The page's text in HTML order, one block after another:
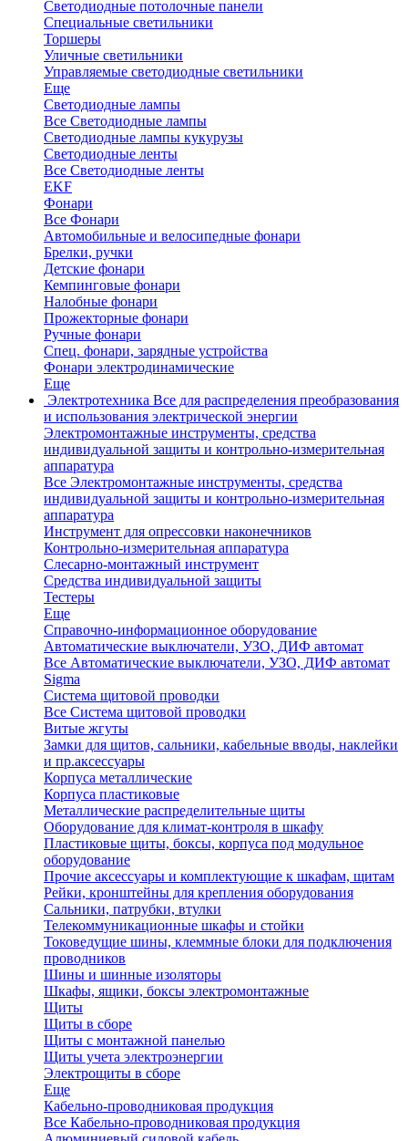
Светодиодные потолочные панели
Специальные светильники
Торшеры
Уличные светильники
Управляемые светодиодные светильники
Еще
Светодиодные лампы
Все Светодиодные лампы
Светодиодные лампы кукурузы
Светодиодные ленты
Все Светодиодные ленты
EKF
Фонари
Все Фонари
Автомобильные и велосипедные фонари
Брелки, ручки
Детские фонари
Кемпинговые фонари
Налобные фонари
Прожекторные фонари
Ручные фонари
Спец. фонари, зарядные устройства
Фонари электродинамические
Еще
Электротехника Все для распределения преобразования
и использования электрической энергии
Электромонтажные инструменты, средства
индивидуальной защиты и контрольно-измерительная
аппаратура
Все Электромонтажные инструменты, средства
индивидуальной защиты и контрольно-измерительная
аппаратура
Инструмент для опрессовки наконечников
Контрольно-измерительная аппаратура
Слесарно-монтажный инструмент
Средства индивидуальной защиты
Тестеры
Еще
Справочно-информационное оборудование
Автоматические выключатели, УЗО, ДИФ автомат
Все Автоматические выключатели, УЗО, ДИФ автомат
Sigma
Система щитовой проводки
Все Система щитовой проводки
Витые жгуты
Замки для щитов, сальники, кабельные вводы, наклейки
и пр.аксессуары
Корпуса металлические
Корпуса пластиковые
Металлические распределительные щиты
Оборудование для климат-контроля в шкафу
Пластиковые щиты, боксы, корпуса под модульное
оборудование
Прочие аксессуары и комплектующие к шкафам, щитам
Рейки, кронштейны для крепления оборудования
Сальники, патрубки, втулки
Телекоммуникационные шкафы и стойки
Токоведущие шины, клеммные блоки для подключения
проводников
Шины и шинные изоляторы
Шкафы, ящики, боксы электромонтажные
Щиты
Щиты в сборе
Щиты с монтажной панелью
Щиты учета электроэнергии
Электрощиты в сборе
Еще
Кабельно-проводниковая продукция
Все Кабельно-проводниковая продукция